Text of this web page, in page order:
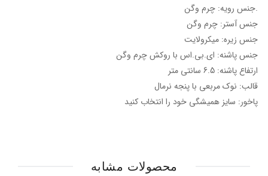
.جنس رویه: چرم وگن
جنس آستر: چرم وگن
جنس زیره: میکرولایت
جنس پاشنه: ای.بی.اس با روکش چرم وگن
ارتفاع پاشنه: 6.5 سانتی متر
قالب: نوک مربعی با پنجه نرمال
پاخور: سایز همیشگی خود را انتخاب کنید
محصولات مشابه